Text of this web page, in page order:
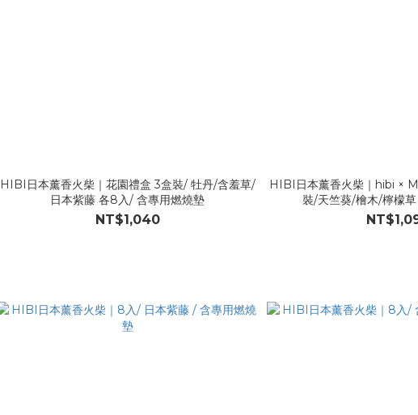
HIBI日本薰香火柴｜花園禮盒 3盒裝/ 牡丹/含羞草/
日本紫藤 各8入/ 含專用燃燒墊
NT$1,040
HIBI日本薰香火柴｜hibi ×
裝/天竺葵/檜木/檸檬